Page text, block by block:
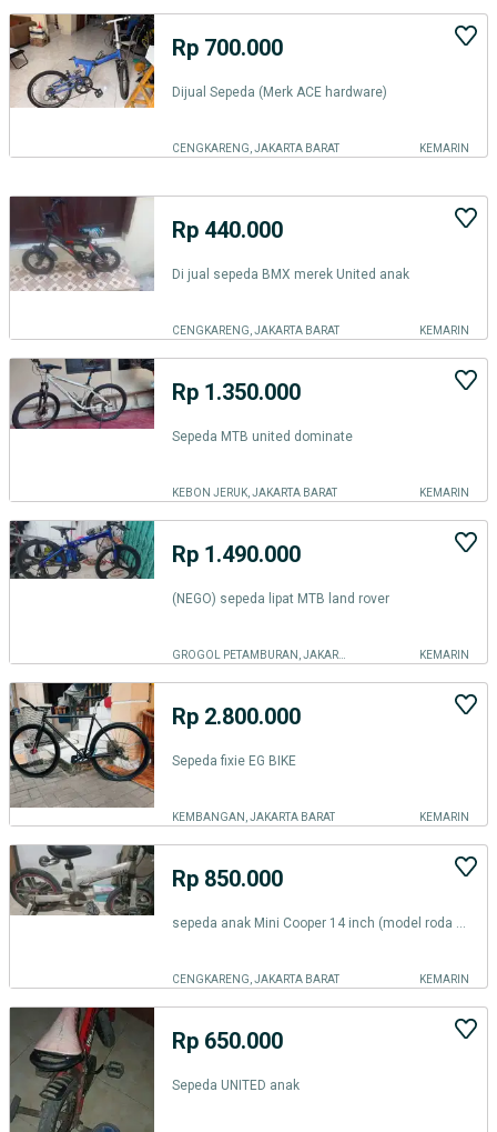
Rp 700.000
Dijual Sepeda (Merk ACE hardware)
CENGKARENG, JAKARTA BARAT KEMARIN
Rp 440.000
Di jual sepeda BMX merek United anak
CENGKARENG, JAKARTA BARAT KEMARIN
Rp 1.350.000
Sepeda MTB united dominate
KEBON JERUK, JAKARTA BARAT KEMARIN
Rp 1.490.000
(NEGO) sepeda lipat MTB land rover
KEMARIN
Rp 2.800.000
Sepeda fixie EG BIKE
KEMBANGAN, JAKARTA BARAT KEMARIN
Rp 850.000
CENGKARENG, JAKARTA BARAT KEMARIN
Rp 650.000
Sepeda UNITED anak